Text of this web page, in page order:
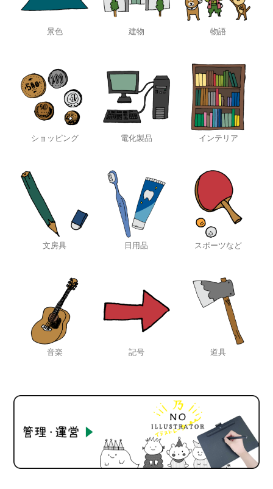
景色 建物 物語
ショッピング 電化製品 インテリア
文房具 日用品 スポーツなど
音楽 記号 道具